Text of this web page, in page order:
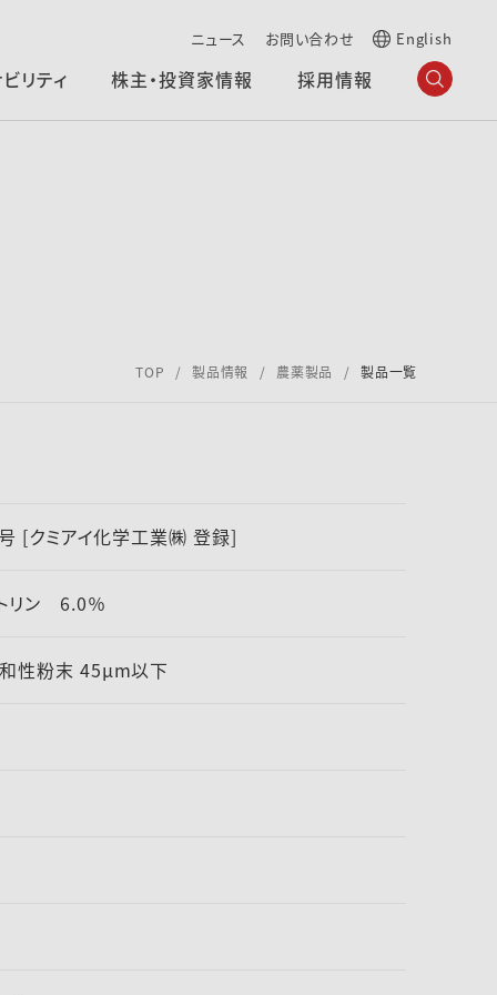
ニュース お問い合わせ English
リティ 株主・投資家情報 採用情報
TOP 製品情報 農薬製品 製品一覧
[クミアイ化学工業㈱ 登録]
リン 6.0％
性粉末 45μm以下